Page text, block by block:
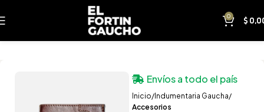
0 $
Inicio
Indumentaria Gaucha
Accesorios
Envíos a todo el país